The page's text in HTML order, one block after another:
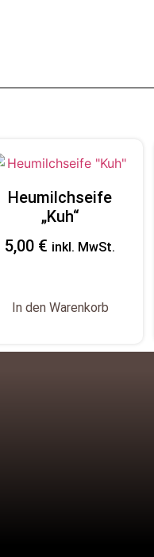
Heumilchseife
„Kuh“
5,00 € inkl. MwSt.
In den Warenkorb